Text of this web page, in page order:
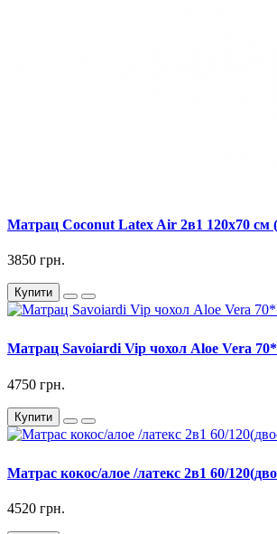
Матрац Coconut Latex Air 2в1 120х70 см
3850 грн.
Купити
Матрац Savoiardi Vip чохол Aloe Vera
4750 грн.
Купити
Матрас кокос/алое /латекс 2в1 60/
4520 грн.